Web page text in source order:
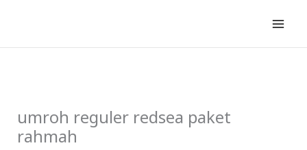
konten
umroh reguler redsea paket
rahmah